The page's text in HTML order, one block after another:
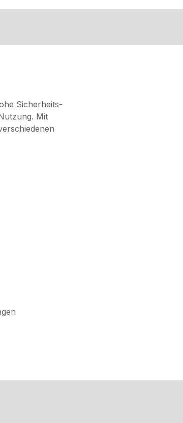
Sicherheits-
Mit